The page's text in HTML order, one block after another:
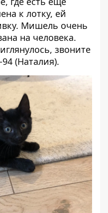
к лотку, ей
Мишель очень
на человека.
звоните
(Наталия).